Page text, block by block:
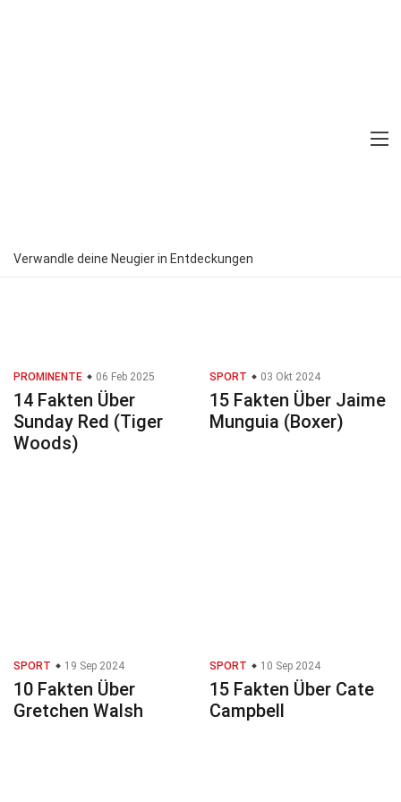
Verwandle deine Neugier in Entdeckungen
PROMINENTE 06 Feb 2025
14 Fakten Über
Sunday Red (Tiger
Woods)
SPORT 03 Okt 2024
15 Fakten Über Jaime
Munguia (Boxer)
SPORT 19 Sep 2024
10 Fakten Über
Gretchen Walsh
SPORT 10 Sep 2024
15 Fakten Über Cate
Campbell